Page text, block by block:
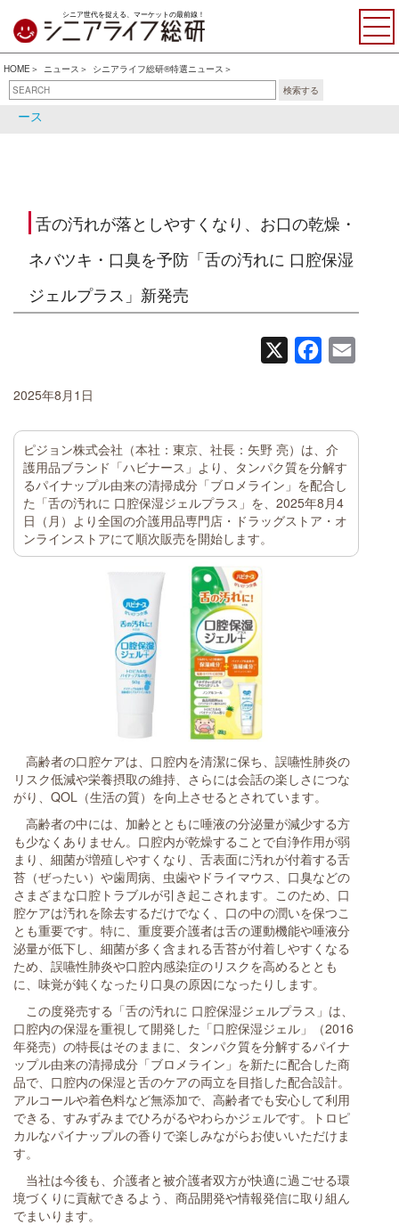
シニア世代を捉える、マーケットの最前線！
HOME ニュース
シニアライフ総研®特選ニュース
検索する
シニアライフ総研®特選ニュ
ース
シニア関連ニュース
舌の汚れが落としやすくなり、お口の乾燥・
ネバツキ・口臭を予防「舌の汚れに 口腔保湿
ジェルプラス」新発売
Facebook
2025年8月1日
ピジョン株式会社（本社：東京、社長：矢野 亮）は、介
護用品ブランド「ハビナース」より、タンパク質を分解す
るパイナップル由来の清掃成分「ブロメライン」を配合し
た「舌の汚れに 口腔保湿ジェルプラス」を、2025年8月4
日（月）より全国の介護用品専門店・ドラッグストア・オ
ンラインストアにて順次販売を開始します。
高齢者の口腔ケアは、口腔内を清潔に保ち、誤嚥性肺炎の
リスク低減や栄養摂取の維持、さらには会話の楽しさにつな
がり、QOL（生活の質）を向上させるとされています。
高齢者の中には、加齢とともに唾液の分泌量が減少する方
も少なくありません。口腔内が乾燥することで自浄作用が弱
まり、細菌が増殖しやすくなり、舌表面に汚れが付着する舌
苔（ぜったい）や歯周病、虫歯やドライマウス、口臭などの
さまざまな口腔トラブルが引き起こされます。このため、口
腔ケアは汚れを除去するだけでなく、口の中の潤いを保つこ
とも重要です。特に、重度要介護者は舌の運動機能や唾液分
泌量が低下し、細菌が多く含まれる舌苔が付着しやすくなる
ため、誤嚥性肺炎や口腔内感染症のリスクを高めるととも
に、味覚が鈍くなったり口臭の原因になったりします。
この度発売する「舌の汚れに 口腔保湿ジェルプラス」は、
口腔内の保湿を重視して開発した「口腔保湿ジェル」（2016
年発売）の特長はそのままに、タンパク質を分解するパイナ
ップル由来の清掃成分「ブロメライン」を新たに配合した商
品で、口腔内の保湿と舌のケアの両立を目指した配合設計。
アルコールや着色料など無添加で、高齢者でも安心して利用
できる、すみずみまでひろがるやわらかジェルです。トロピ
カルなパイナップルの香りで楽しみながらお使いいただけま
す。
当社は今後も、介護者と被介護者双方が快適に過ごせる環
境づくりに貢献できるよう、商品開発や情報発信に取り組ん
でまいります。